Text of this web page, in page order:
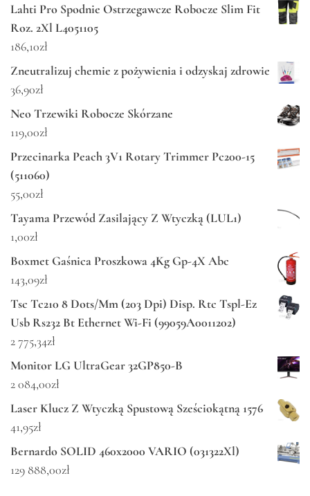
Lahti Pro Spodnie Ostrzegawcze Robocze Slim Fit
Roz. 2Xl L4051105
186,10zł
Zneutralizuj chemie z pożywienia i odzyskaj zdrowie
36,90zł
Neo Trzewiki Robocze Skórzane
119,00zł
Przecinarka Peach 3V1 Rotary Trimmer Pc200-15
(511060)
55,00zł
Tayama Przewód Zasilający Z Wtyczką (LUL1)
1,00zł
Boxmet Gaśnica Proszkowa 4Kg Gp-4X Abc
143,09zł
Tsc Tc210 8 Dots/Mm (203 Dpi) Disp. Rtc Tspl-Ez
Usb Rs232 Bt Ethernet Wi-Fi (99059A0011202)
2 775,34zł
Monitor LG UltraGear 32GP850-B
2 084,00zł
Laser Klucz Z Wtyczką Spustową Sześciokątną 1576
41,95zł
Bernardo SOLID 460x2000 VARIO (031322Xl)
129 888,00zł